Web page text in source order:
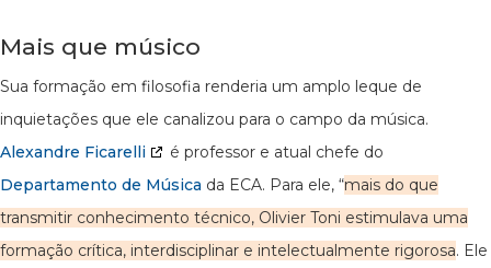
Mais que músico
Sua formação em filosofia renderia um amplo leque de
inquietações que ele canalizou para o campo da música.
Alexandre Ficarelli
é professor e atual chefe do
Departamento de Música da ECA. Para ele, “mais do que
transmitir conhecimento técnico, Olivier Toni estimulava uma
formação crítica, interdisciplinar e intelectualmente rigorosa. Ele